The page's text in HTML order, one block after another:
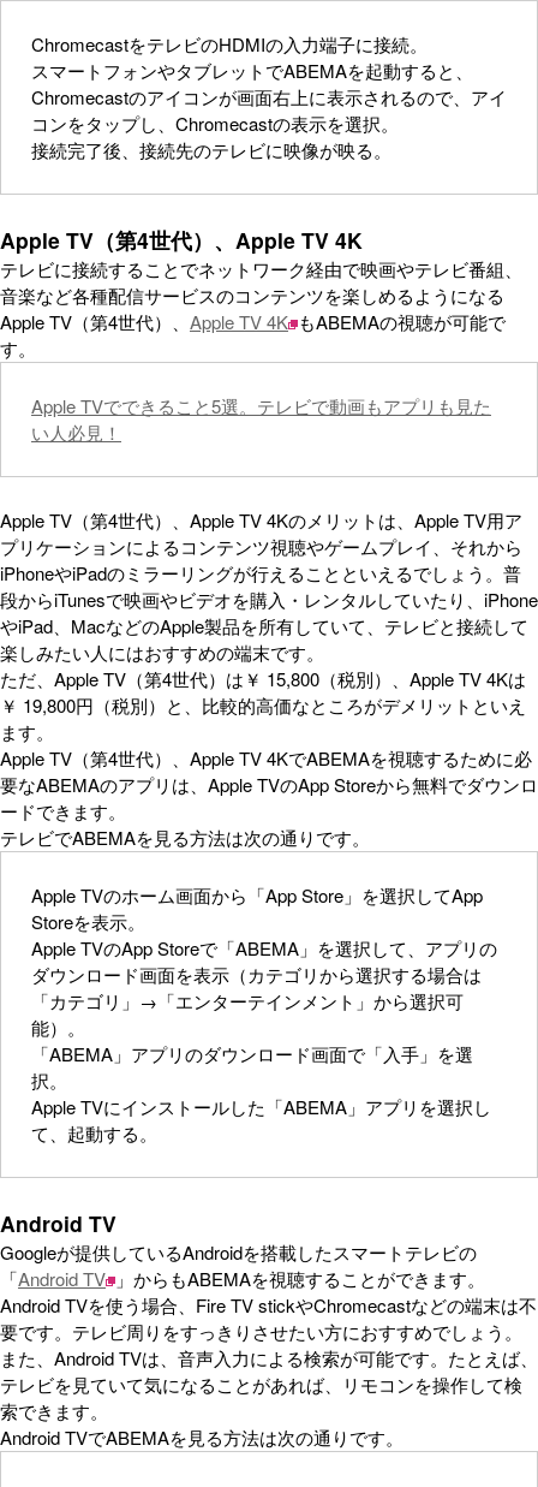
ChromecastをテレビのHDMIの入力端子に接続。
スマートフォンやタブレットでABEMAを起動すると、
Chromecastのアイコンが画面右上に表示されるので、アイ
コンをタップし、Chromecastの表示を選択。
接続完了後、接続先のテレビに映像が映る。
Apple TV（第4世代）、Apple TV 4K
テレビに接続することでネットワーク経由で映画やテレビ番組、
音楽など各種配信サービスのコンテンツを楽しめるようになる
Apple TV（第4世代）、 Apple TV 4K もABEMAの視聴が可能で
す。
Apple TVでできること5選。テレビで動画もアプリも見た
い人必見！
Apple TV（第4世代）、Apple TV 4Kのメリットは、Apple TV用ア
プリケーションによるコンテンツ視聴やゲームプレイ、それから
iPhoneやiPadのミラーリングが行えることといえるでしょう。普
段からiTunesで映画やビデオを購入・レンタルしていたり、iPhone
やiPad、MacなどのApple製品を所有していて、テレビと接続して
楽しみたい人にはおすすめの端末です。
ただ、Apple TV（第4世代）は￥ 15,800（税別）、Apple TV 4Kは
￥ 19,800円（税別）と、比較的高価なところがデメリットといえ
ます。
Apple TV（第4世代）、Apple TV 4KでABEMAを視聴するために必
要なABEMAのアプリは、Apple TVのApp Storeから無料でダウンロ
ードできます。
テレビでABEMAを見る方法は次の通りです。
Apple TVのホーム画面から「App Store」を選択してApp
Storeを表示。
Apple TVのApp Storeで「ABEMA」を選択して、アプリの
ダウンロード画面を表示（カテゴリから選択する場合は
「カテゴリ」→「エンターテインメント」から選択可
能）。
「ABEMA」アプリのダウンロード画面で「入手」を選
択。
Apple TVにインストールした「ABEMA」アプリを選択し
て、起動する。
Android TV
Googleが提供しているAndroidを搭載したスマートテレビの
「Android TV
」からもABEMAを視聴することができます。
Android TVを使う場合、Fire TV stickやChromecastなどの端末は不
要です。テレビ周りをすっきりさせたい方におすすめでしょう。
また、Android TVは、音声入力による検索が可能です。たとえば、
テレビを見ていて気になることがあれば、リモコンを操作して検
索できます。
Android TVでABEMAを見る方法は次の通りです。